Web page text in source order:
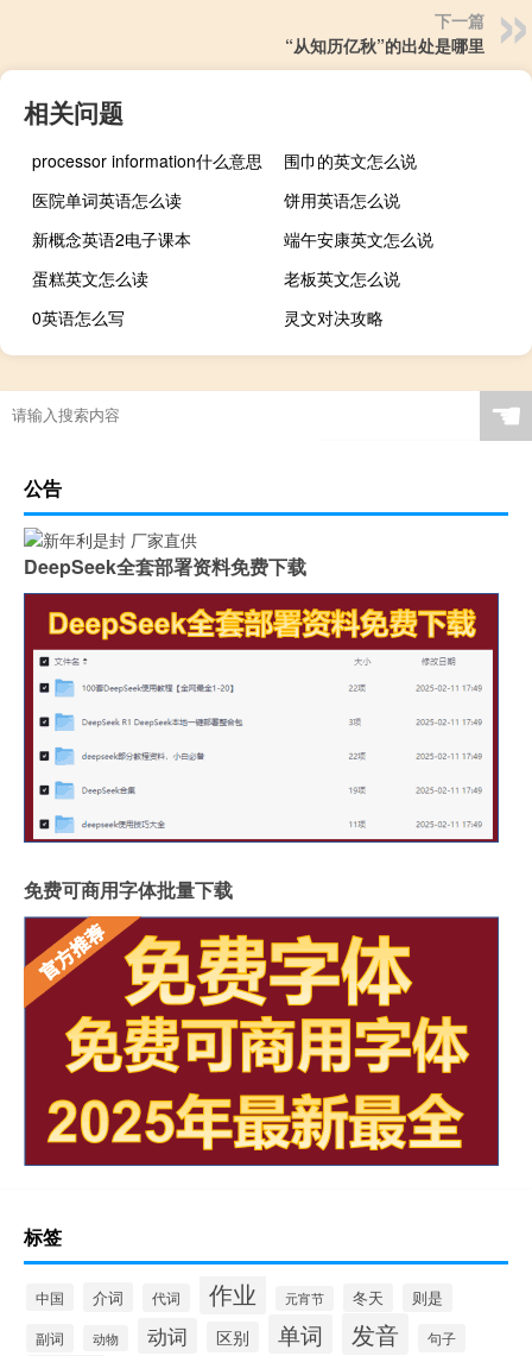
下一篇
“从知历亿秋”的出处是哪里
相关问题
processor information什么意思
围巾的英文怎么说
医院单词英语怎么读
饼用英语怎么说
新概念英语2电子课本
端午安康英文怎么说
蛋糕英文怎么读
老板英文怎么说
0英语怎么写
灵文对决攻略
☚
公告
DeepSeek全套部署资料免费下载
免费可商用字体批量下载
标签
中国 介词 代词 作业 元宵节 冬天
则是
副词
动物 动词 区别 单词 发音 句子